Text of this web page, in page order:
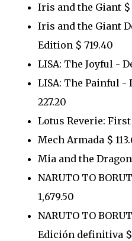
Iris and the Giant $
Iris and the Giant
Edition $ 719.40
LISA: The Joyful -
LISA: The Painful
227.20
Lotus Reverie: First
Mech Armada $
Mia and the
NARUTO TO
1,679.50
NARUTO TO
Edición definitiva $